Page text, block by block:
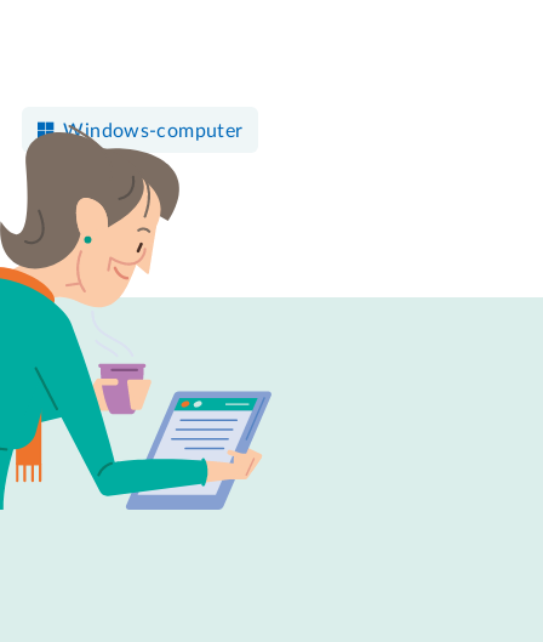
Windows-computer